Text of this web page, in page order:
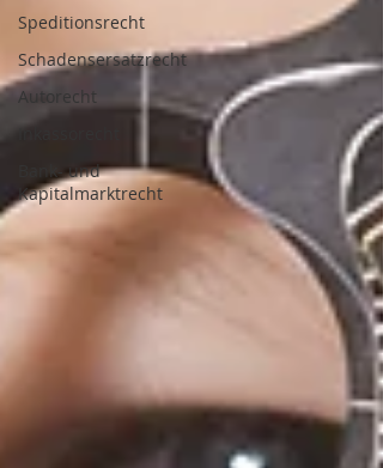
Speditionsrecht
Schadensersatzrecht
Autorecht
Inkassorecht
Bank- und
Kapitalmarktrecht